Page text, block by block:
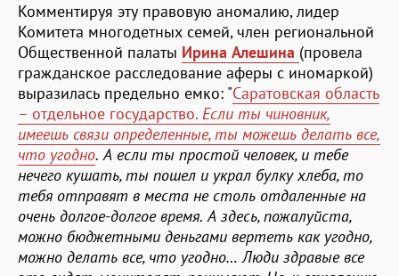
Комментируя эту правовую аномалию, лидер
Комитета многодетных семей, член региональной
Общественной палаты Ирина Алешина (провела
гражданское расследование аферы с иномаркой)
выразилась предельно емко: "Саратовская область
– отдельное государство. Если ты чиновник,
имеешь связи определенные, ты можешь делать все,
что угодно. А если ты простой человек, и тебе
нечего кушать, ты пошел и украл булку хлеба, то
тебя отправят в места не столь отдаленные на
очень долгое-долгое время. А здесь, пожалуйста,
можно бюджетными деньгами вертеть как угодно,
можно делать все, что угодно… Люди здравые все